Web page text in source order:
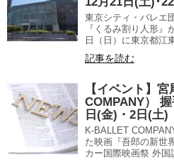
東京シティ・バレエ
『くるみ割り人形』
日（日）に東京都江
記事を読む
【イベント】
COMPANY）
日(金)・2日(土)
K-BALLET
た映画『吾郎の新世
カー国際映画祭 外国